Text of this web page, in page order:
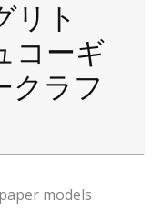
リト
コーギ
クラフ
models